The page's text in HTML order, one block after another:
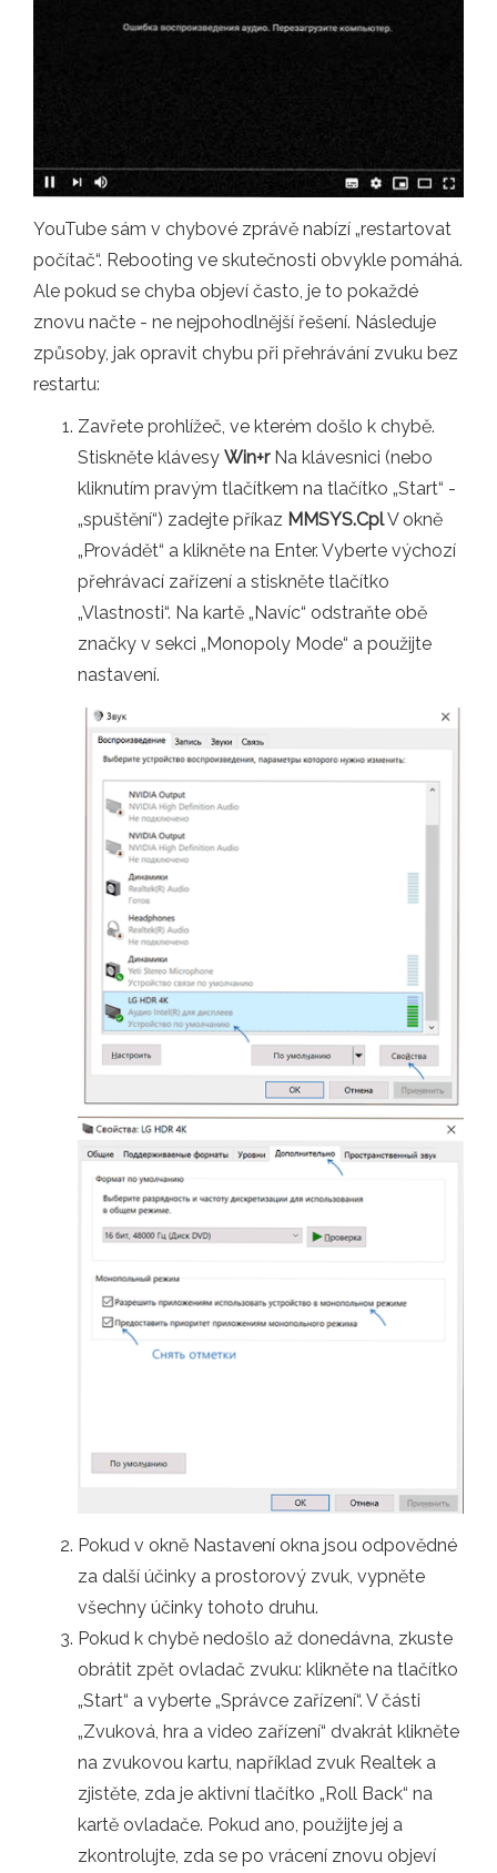
YouTube sám v chybové zprávě nabízí „restartovat
počítač“. Rebooting ve skutečnosti obvykle pomáhá.
Ale pokud se chyba objeví často, je to pokaždé
znovu načte - ne nejpohodlnější řešení. Následuje
způsoby, jak opravit chybu při přehrávání zvuku bez
restartu:
Zavřete prohlížeč, ve kterém došlo k chybě.
Stiskněte klávesy Win+rNa klávesnici (nebo
kliknutím pravým tlačítkem na tlačítko „Start“ -
„spuštění“) zadejte příkaz MMSYS.CplV okně
„Provádět“ a klikněte na Enter. Vyberte výchozí
přehrávací zařízení a stiskněte tlačítko
„Vlastnosti“. Na kartě „Navíc“ odstraňte obě
značky v sekci „Monopoly Mode“ a použijte
nastavení.
Pokud v okně Nastavení okna jsou odpovědné
za další účinky a prostorový zvuk, vypněte
všechny účinky tohoto druhu.
Pokud k chybě nedošlo až donedávna, zkuste
obrátit zpět ovladač zvuku: klikněte na tlačítko
„Start“ a vyberte „Správce zařízení“. V části
„Zvuková, hra a video zařízení“ dvakrát klikněte
na zvukovou kartu, například zvuk Realtek a
zjistěte, zda je aktivní tlačítko „Roll Back“ na
kartě ovladače. Pokud ano, použijte jej a
zkontrolujte, zda se po vrácení znovu objeví